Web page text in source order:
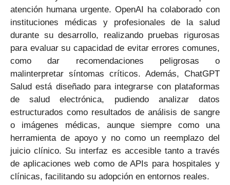
atención humana urgente. OpenAI ha colaborado con
instituciones médicas y profesionales de la salud
durante su desarrollo, realizando pruebas rigurosas
para evaluar su capacidad de evitar errores comunes,
como dar recomendaciones peligrosas o
malinterpretar síntomas críticos. Además, ChatGPT
Salud está diseñado para integrarse con plataformas
de salud electrónica, pudiendo analizar datos
estructurados como resultados de análisis de sangre
o imágenes médicas, aunque siempre como una
herramienta de apoyo y no como un reemplazo del
juicio clínico. Su interfaz es accesible tanto a través
de aplicaciones web como de APIs para hospitales y
clínicas, facilitando su adopción en entornos reales.